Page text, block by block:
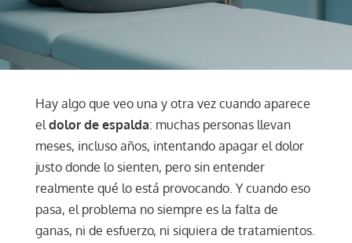
Hay algo que veo una y otra vez cuando aparece
eldolor de espalda: muchas personas llevan
meses, incluso años, intentando apagar el dolor
justo donde lo sienten, pero sin entender
realmente qué lo está provocando. Y cuando eso
pasa, el problema no siempre es la falta de
ganas, ni de esfuerzo, ni siquiera de tratamientos.